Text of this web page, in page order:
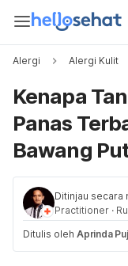
Alergi Alergi Kulit
Kenapa
Panas
Bawang
Ditinjau secara
Practitioner ·
Ditulis oleh Aprinda